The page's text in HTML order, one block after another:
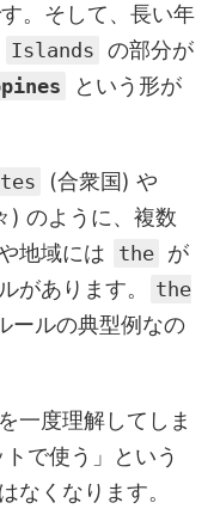
。そして、長い年
Islands の部分が
という形が
(合衆国) や
) のように、複数
地域には
the が
があります。
the
ールの典型例なの
一度理解してしま
で使う」という
なくなります。